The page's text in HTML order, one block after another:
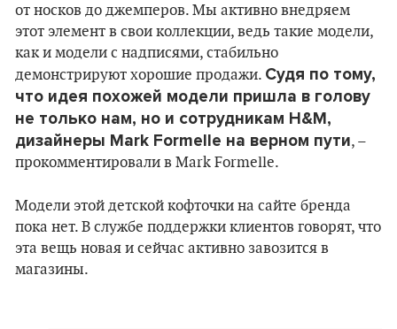
от носков до джемперов. Мы активно внедряем
этот элемент в свои коллекции, ведь такие модели,
как и модели с надписями, стабильно
демонстрируют хорошие продажи. Судя по тому,
что идея похожей модели пришла в голову
не только нам, но и сотрудникам H&M,
дизайнеры Mark Formelle на верном пути, –
прокомментировали в Mark Formelle.
Модели этой детской кофточки на сайте бренда
пока нет. В службе поддержки клиентов говорят, что
эта вещь новая и сейчас активно завозится в
магазины.